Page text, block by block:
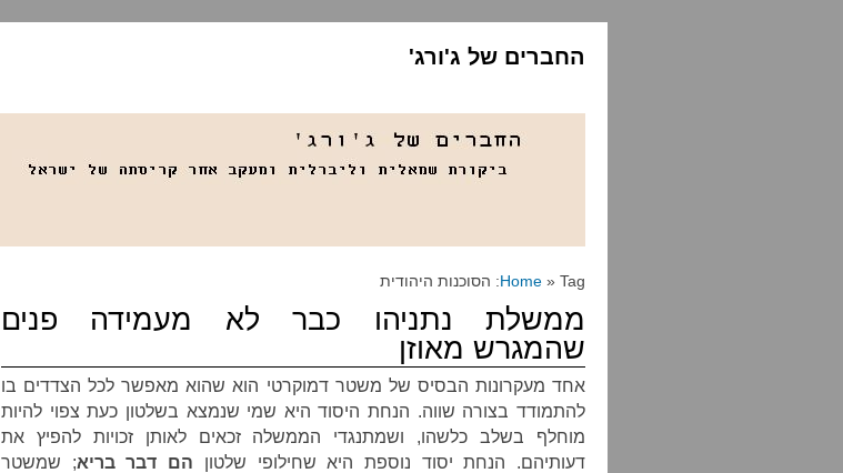
החברים של ג'ורג'
Home » Tag: הסוכנות היהודית
ממשלת נתניהו כבר לא מעמידה פנים
שהמגרש מאוזן
אחד מעקרונות הבסיס של משטר דמוקרטי הוא שהוא מאפשר לכל הצדדים בו
להתמודד בצורה שווה. הנחת היסוד היא שמי שנמצא בשלטון כעת צפוי להיות
מוחלף בשלב כלשהו, ושמתנגדי הממשלה זכאים לאותן זכויות להפיץ את
דעותיהם. הנחת יסוד נוספת היא שחילופי שלטון הם דבר בריא; שמשטר